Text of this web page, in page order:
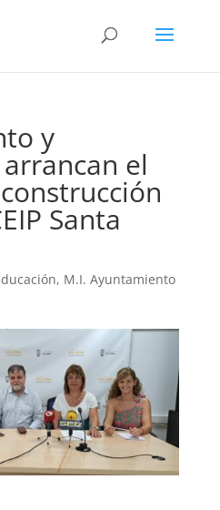
y
el
Santa
, M.I. Ayuntamiento